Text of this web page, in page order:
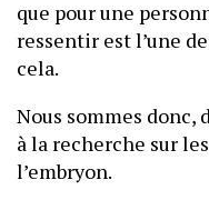
que pour une
ressentir est l’une
cela.
Nous sommes donc,
à la recherche sur
l’embryon.